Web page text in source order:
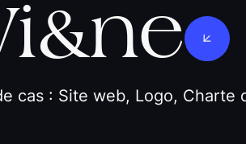
cas : Site web, Logo, Charte